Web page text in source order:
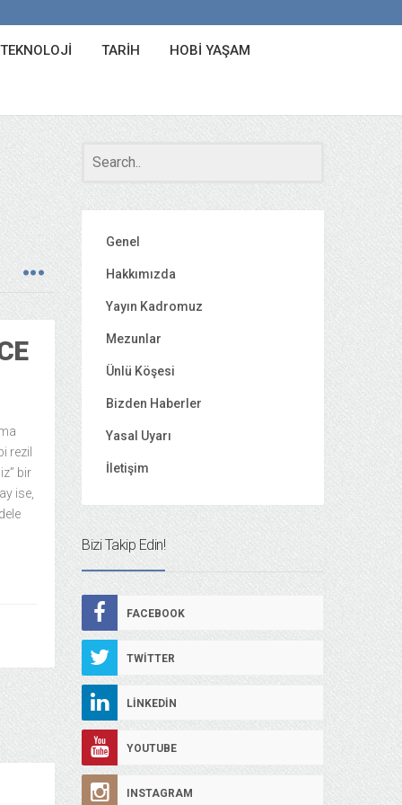
TARIH HOBI YAŞAM
rezil
bir
ise,
Genel
Hakkımızda
Yayın Kadromuz
Mezunlar
Ünlü Köşesi
Bizden Haberler
Yasal Uyarı
İletişim
Bizi Takip Edin!
FACEBOOK
TWITTER
LINKEDIN
YOUTUBE
INSTAGRAM